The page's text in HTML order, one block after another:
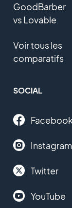
GoodBarber
vs Lovable
Voir tous les
comparatifs
SOCIAL
Facebook
Instagram
Twitter
YouTube